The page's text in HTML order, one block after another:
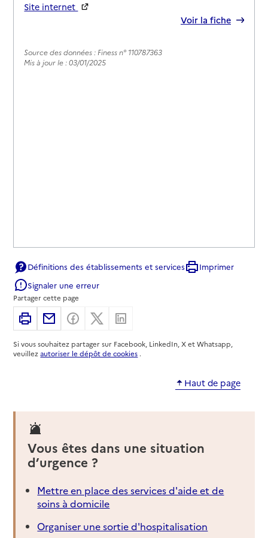
Site internet
Voir la fiche
Source des données : Finess n° 110787363
Mis à jour le : 03/01/2025
Définitions des établissements et services
Imprimer
Signaler une erreur
Partager cette page
ImprimerPartager par email
Partager sur Facebook
Partager sur X
Si vous souhaitez partager sur Facebook, LinkedIn, X et Whatsapp,
veuillezautoriser le dépôt de cookies .
Haut de page
Vous êtes dans une situation
d’urgence ?
Mettre en place des services d'aide et de
soins à domicile
Organiser une sortie d'hospitalisation